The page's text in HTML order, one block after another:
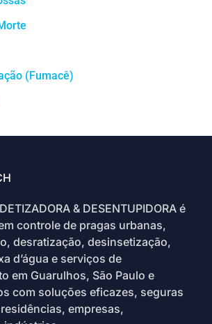
(Fumacê)
& DESENTUPIDORA é
controle de pragas urbanas,
desratização, desinsetização,
d’água e serviços de
em Guarulhos, São Paulo e
com soluções eficazes, seguras
empresas,